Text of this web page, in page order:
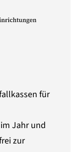
für
Jahr und
zur